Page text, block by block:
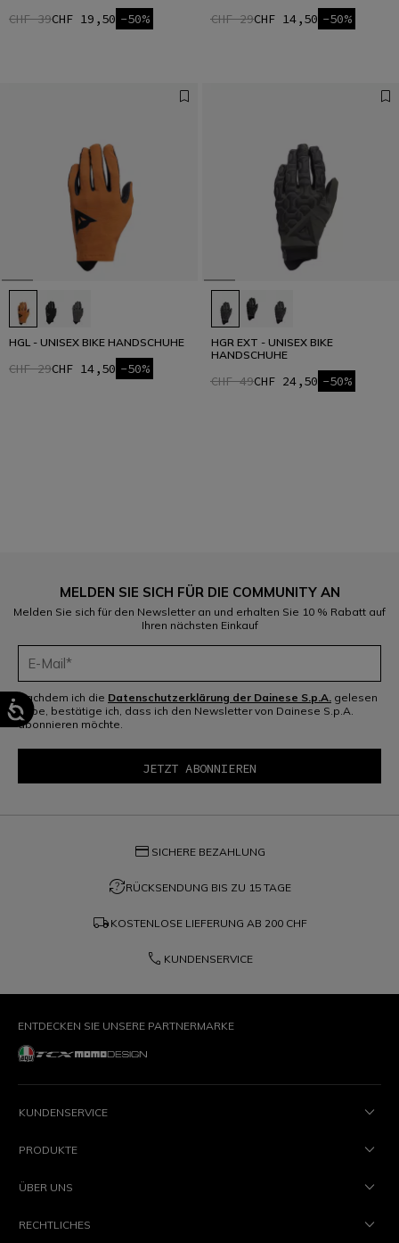
CHF 39CHF 19,50 -50% CHF 29CHF 14,50 -50%
HGL - UNISEX BIKE HANDSCHUHE
CHF 29CHF 14,50 -50%
HGR EXT - UNISEX BIKE
HANDSCHUHE
CHF 49CHF 24,50 -50%
MELDEN SIE SICH FÜR DIE COMMUNITY AN
Melden Sie sich für den Newsletter an und erhalten Sie 10 % Rabatt auf
Ihren nächsten Einkauf
Nachdem ich die Datenschutzerklärung der Dainese S.p.A. gelesen
habe, bestätige ich, dass ich den Newsletter von Dainese S.p.A.
abonnieren möchte.
credit_card SICHERE BEZAHLUNG
question_exchangeRÜCKSENDUNG BIS ZU 15 TAGE
local_shipping KOSTENLOSE LIEFERUNG AB 200 CHF
phone KUNDENSERVICE
ENTDECKEN SIE UNSERE PARTNERMARKE
KUNDENSERVICE
PRODUKTE
ÜBER UNS
RECHTLICHES